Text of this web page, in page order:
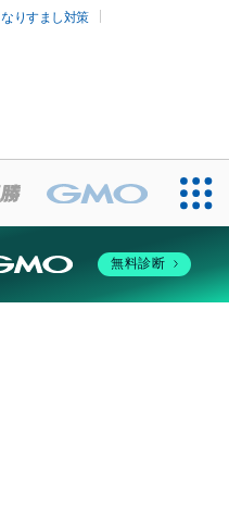
なりすまし対策
無料診断